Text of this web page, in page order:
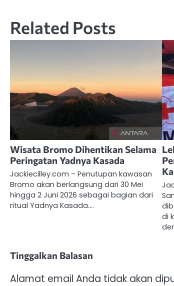
Related Posts
Wisata Bromo Dihentikan Selama
Peringatan Yadnya Kasada
Jackiecilley.com – Penutupan kawasan
Bromo akan berlangsung dari 30 Mei
hingga 2 Juni 2026 sebagai bagian dari
ritual Yadnya Kasada.…
di
Tinggalkan Balasan
Alamat email Anda tidak akan